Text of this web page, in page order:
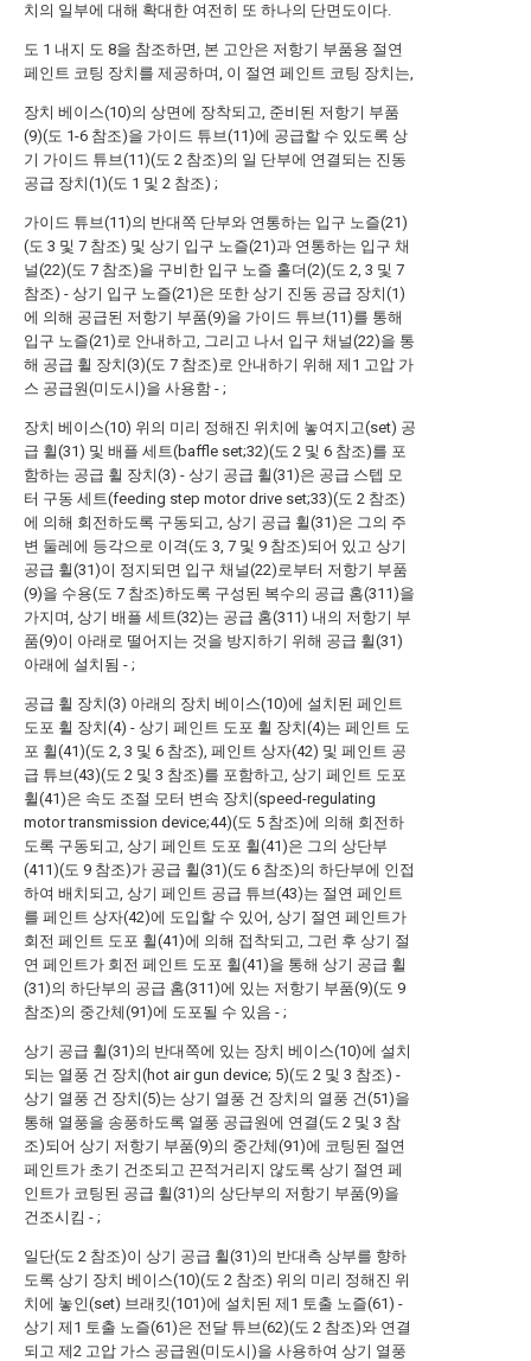
치의 일부에 대해 확대한 여전히 또 하나의 단면도이다.
도 1 내지 도 8을 참조하면, 본 고안은 저항기 부품용 절연
페인트 코팅 장치를 제공하며, 이 절연 페인트 코팅 장치는,
장치 베이스(10)의 상면에 장착되고, 준비된 저항기 부품
(9)(도 1-6 참조)을 가이드 튜브(11)에 공급할 수 있도록 상
기 가이드 튜브(11)(도 2 참조)의 일 단부에 연결되는 진동
공급 장치(1)(도 1 및 2 참조) ;
가이드 튜브(11)의 반대쪽 단부와 연통하는 입구 노즐(21)
(도 3 및 7 참조) 및 상기 입구 노즐(21)과 연통하는 입구 채
널(22)(도 7 참조)을 구비한 입구 노즐 홀더(2)(도 2, 3 및 7
참조) - 상기 입구 노즐(21)은 또한 상기 진동 공급 장치(1)
에 의해 공급된 저항기 부품(9)을 가이드 튜브(11)를 통해
입구 노즐(21)로 안내하고, 그리고 나서 입구 채널(22)을 통
해 공급 휠 장치(3)(도 7 참조)로 안내하기 위해 제1 고압 가
스 공급원(미도시)을 사용함 - ;
장치 베이스(10) 위의 미리 정해진 위치에 놓여지고(set) 공
급 휠(31) 및 배플 세트(baffle set;32)(도 2 및 6 참조)를 포
함하는 공급 휠 장치(3) - 상기 공급 휠(31)은 공급 스텝 모
터 구동 세트(feeding step motor drive set;33)(도 2 참조)
에 의해 회전하도록 구동되고, 상기 공급 휠(31)은 그의 주
변 둘레에 등각으로 이격(도 3, 7 및 9 참조)되어 있고 상기
공급 휠(31)이 정지되면 입구 채널(22)로부터 저항기 부품
(9)을 수용(도 7 참조)하도록 구성된 복수의 공급 홈(311)을
가지며, 상기 배플 세트(32)는 공급 홈(311) 내의 저항기 부
품(9)이 아래로 떨어지는 것을 방지하기 위해 공급 휠(31)
아래에 설치됨 - ;
공급 휠 장치(3) 아래의 장치 베이스(10)에 설치된 페인트
도포 휠 장치(4) - 상기 페인트 도포 휠 장치(4)는 페인트 도
포 휠(41)(도 2, 3 및 6 참조), 페인트 상자(42) 및 페인트 공
급 튜브(43)(도 2 및 3 참조)를 포함하고, 상기 페인트 도포
휠(41)은 속도 조절 모터 변속 장치(speed-regulating
motor transmission device;44)(도 5 참조)에 의해 회전하
도록 구동되고, 상기 페인트 도포 휠(41)은 그의 상단부
(411)(도 9 참조)가 공급 휠(31)(도 6 참조)의 하단부에 인접
하여 배치되고, 상기 페인트 공급 튜브(43)는 절연 페인트
를 페인트 상자(42)에 도입할 수 있어, 상기 절연 페인트가
회전 페인트 도포 휠(41)에 의해 접착되고, 그런 후 상기 절
연 페인트가 회전 페인트 도포 휠(41)을 통해 상기 공급 휠
(31)의 하단부의 공급 홈(311)에 있는 저항기 부품(9)(도 9
참조)의 중간체(91)에 도포될 수 있음 - ;
상기 공급 휠(31)의 반대쪽에 있는 장치 베이스(10)에 설치
되는 열풍 건 장치(hot air gun device; 5)(도 2 및 3 참조) -
상기 열풍 건 장치(5)는 상기 열풍 건 장치의 열풍 건(51)을
통해 열풍을 송풍하도록 열풍 공급원에 연결(도 2 및 3 참
조)되어 상기 저항기 부품(9)의 중간체(91)에 코팅된 절연
페인트가 초기 건조되고 끈적거리지 않도록 상기 절연 페
인트가 코팅된 공급 휠(31)의 상단부의 저항기 부품(9)을
건조시킴 - ;
일단(도 2 참조)이 상기 공급 휠(31)의 반대측 상부를 향하
도록 상기 장치 베이스(10)(도 2 참조) 위의 미리 정해진 위
치에 놓인(set) 브래킷(101)에 설치된 제1 토출 노즐(61) -
상기 제1 토출 노즐(61)은 전달 튜브(62)(도 2 참조)와 연결
되고 제2 고압 가스 공급원(미도시)을 사용하여 상기 열풍